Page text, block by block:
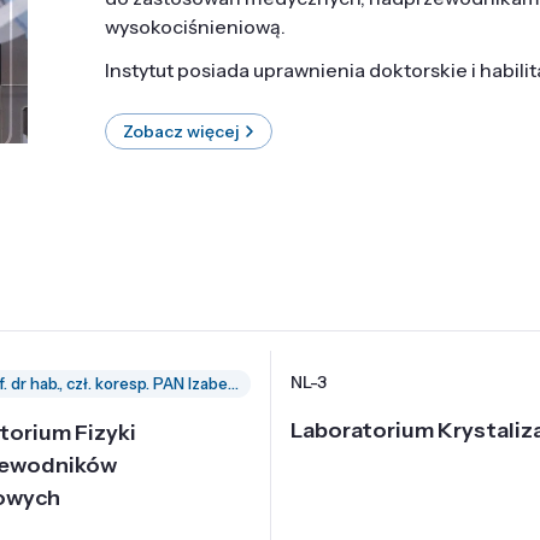
wysokociśnieniową.
Instytut posiada uprawnienia doktorskie i
Zobacz więcej
prof. dr hab., czł. koresp. PAN Izabella Grzegory
Fizyki
NL-3
Laboratorium